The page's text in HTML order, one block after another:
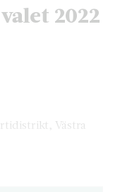
2022
Västra